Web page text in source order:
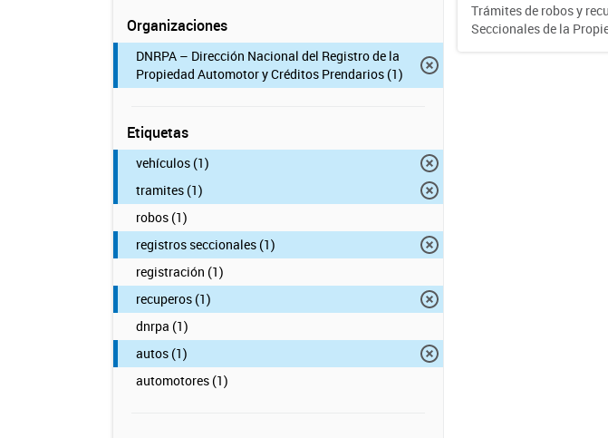
Organizaciones
DNRPA – Dirección Nacional del Registro de la
Propiedad Automotor y Créditos Prendarios (1)
Etiquetas
vehículos (1)
tramites (1)
robos (1)
registros seccionales (1)
registración (1)
recuperos (1)
dnrpa (1)
autos (1)
automotores (1)
Trámites de robos y
Seccionales de la